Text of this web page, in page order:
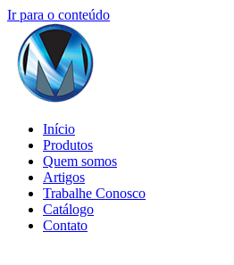
Ir para o conteúdo
Início
Produtos
Quem somos
Artigos
Trabalhe Conosco
Catálogo
Contato